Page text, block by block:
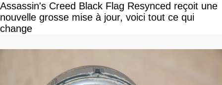
Assassin's Creed Black Flag Resynced reçoit une
nouvelle grosse mise à jour, voici tout ce qui
change